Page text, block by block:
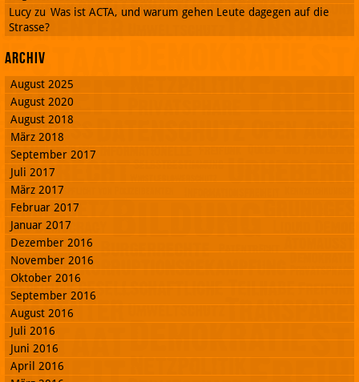
Lucy zu Was ist ACTA, und warum gehen Leute dagegen auf die
Strasse?
Archiv
August 2025
August 2020
August 2018
März 2018
September 2017
Juli 2017
März 2017
Februar 2017
Januar 2017
Dezember 2016
November 2016
Oktober 2016
September 2016
August 2016
Juli 2016
Juni 2016
April 2016